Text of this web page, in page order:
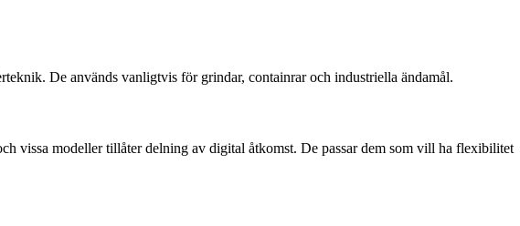
De används vanligtvis för grindar, containrar och industriella ändamål.
vissa modeller tillåter delning av digital åtkomst. De passar dem som vill ha flexibilitet